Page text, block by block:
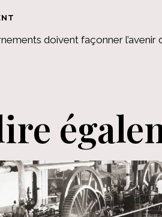
doivent façonner l’avenir